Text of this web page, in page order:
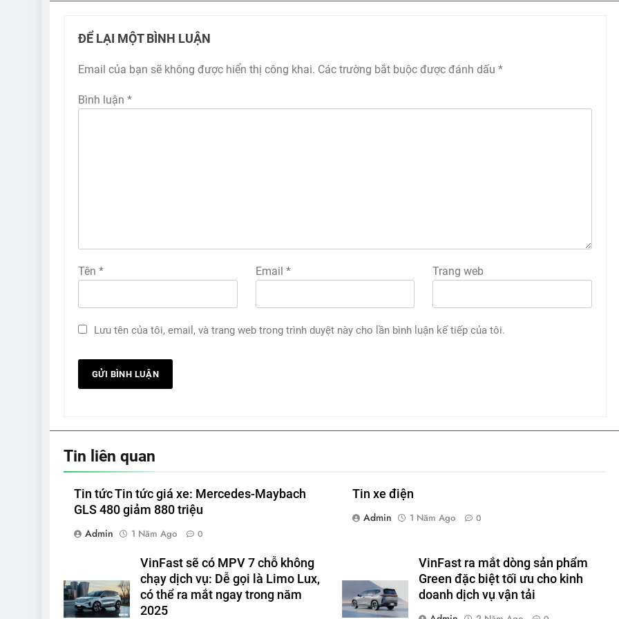
ĐỂ LẠI MỘT BÌNH LUẬN
Email của bạn sẽ không được hiển thị công khai. Các trường bắt buộc được đánh dấu *
Bình luận *
Tên * Email * Trang web
Lưu tên của tôi, email, và trang web trong trình duyệt này cho lần bình luận kế tiếp của tôi.
Tin liên quan
Tin tức Tin tức giá xe: Mercedes-Maybach
GLS 480 giảm 880 triệu
Admin
1 Năm Ago 0
Tin xe điện
Admin
1 Năm Ago 0
VinFast sẽ có MPV 7 chỗ không
chạy dịch vụ: Dễ gọi là Limo Lux,
có thể ra mắt ngay trong năm
2025
VinFast ra mắt dòng sản phẩm
Green đặc biệt tối ưu cho kinh
doanh dịch vụ vận tải